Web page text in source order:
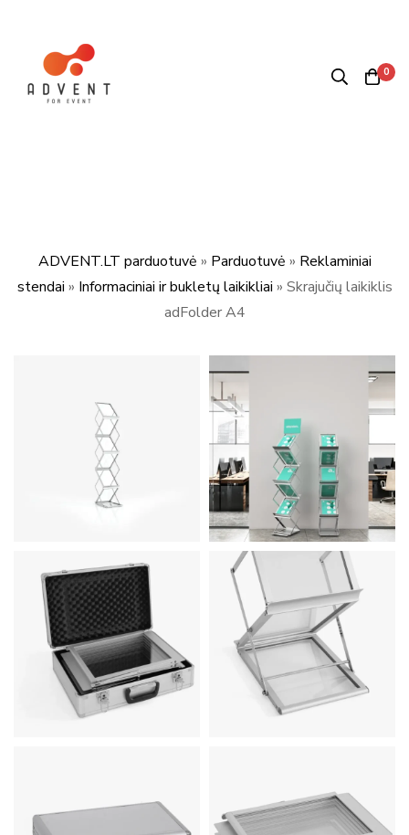
0
ADVENT.LT parduotuvė » Parduotuvė » Reklaminiai
stendai » Informaciniai ir bukletų laikikliai » Skrajučių laikiklis
adFolder A4